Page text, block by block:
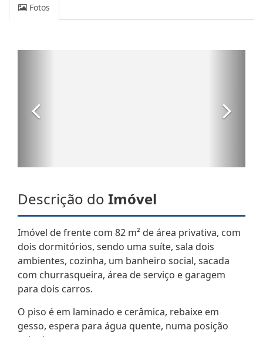
Fotos
Descrição do Imóvel
Imóvel de frente com 82 m² de área privativa, com
dois dormitórios, sendo uma suíte, sala dois
ambientes, cozinha, um banheiro social, sacada
com churrasqueira, área de serviço e garagem
para dois carros.
O piso é em laminado e cerâmica, rebaixe em
gesso, espera para água quente, numa posição